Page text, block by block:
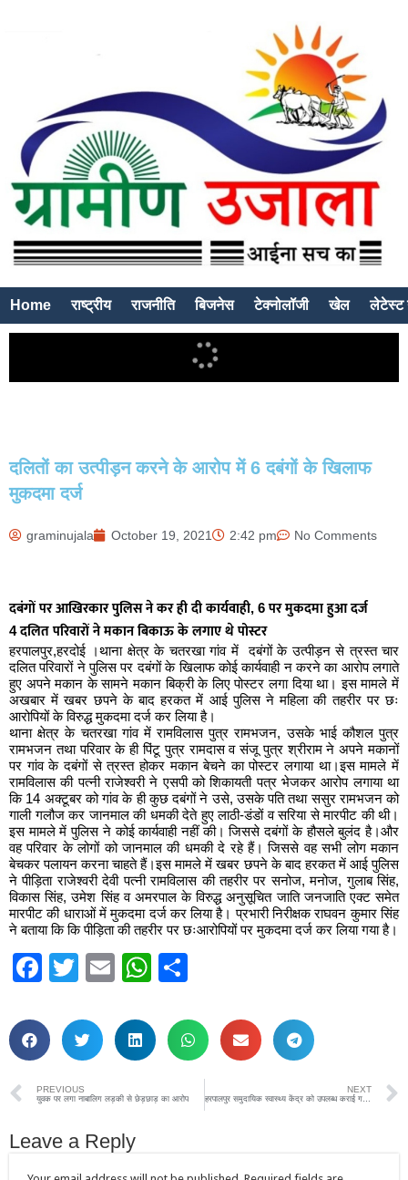
Home राष्ट्रीय राजनीति बिजनेस टेक्नोलॉजी खेल लेटेस्ट
दलितों का उत्पीड़न करने के आरोप में 6 दबंगों के खिलाफ
मुकदमा दर्ज
graminujala October 19, 2021 2:42 pm No Comments
दबंगों पर आखिरकार पुलिस ने कर ही दी कार्यवाही, 6 पर मुकदमा हुआ दर्ज
4 दलित परिवारों ने मकान बिकाऊ के लगाए थे पोस्टर
हरपालपुर,हरदोई ।थाना क्षेत्र के चतरखा गांव में दबंगों के उत्पीड़न से त्रस्त चार
दलित परिवारों ने पुलिस पर दबंगों के खिलाफ कोई कार्यवाही न करने का आरोप लगाते
हुए अपने मकान के सामने मकान बिक्री के लिए पोस्टर लगा दिया था। इस मामले में
अखबार में खबर छपने के बाद हरकत में आई पुलिस ने महिला की तहरीर पर छः
आरोपियों के विरुद्ध मुकदमा दर्ज कर लिया है।
थाना क्षेत्र के चतरखा गांव में रामविलास पुत्र रामभजन, उसके भाई कौशल पुत्र
रामभजन तथा परिवार के ही पिंटू पुत्र रामदास व संजू पुत्र श्रीराम ने अपने मकानों
पर गांव के दबंगों से त्रस्त होकर मकान बेचने का पोस्टर लगाया था।इस मामले में
रामविलास की पत्नी राजेश्वरी ने एसपी को शिकायती पत्र भेजकर आरोप लगाया था
कि 14 अक्टूबर को गांव के ही कुछ दबंगों ने उसे, उसके पति तथा ससुर रामभजन को
गाली गलौज कर जानमाल की धमकी देते हुए लाठी-डंडों व सरिया से मारपीट की थी।
इस मामले में पुलिस ने कोई कार्यवाही नहीं की। जिससे दबंगों के हौसले बुलंद है।और
वह परिवार के लोगों को जानमाल की धमकी दे रहे हैं। जिससे वह सभी लोग मकान
बेचकर पलायन करना चाहते हैं।इस मामले में खबर छपने के बाद हरकत में आई पुलिस
ने पीड़िता राजेश्वरी देवी पत्नी रामविलास की तहरीर पर सनोज, मनोज, गुलाब सिंह,
विकास सिंह, उमेश सिंह व अमरपाल के विरुद्ध अनुसूचित जाति जनजाति एक्ट समेत
मारपीट की धाराओं में मुकदमा दर्ज कर लिया है। प्रभारी निरीक्षक राघवन कुमार सिंह
ने बताया कि कि पीड़िता की तहरीर पर छःआरोपियों पर मुकदमा दर्ज कर लिया गया है।
Facebook
Twitter
EmailWhatsApp
PREVIOUS
युवक पर लगा नाबालिग लड़की से छेड़छाड़ का आरोप
NEXT
हरपालपुर समुदायिक स्वास्थ्य केंद्र को उपलब्ध कराई गई 150 डेंगू किट
Leave a Reply